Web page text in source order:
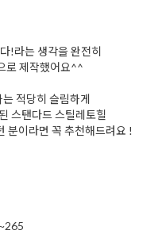
!라는 생각을 완전히
로 제작했어요^^
적당히 슬림하게
스탠다드 스틸레토힐
분이라면 꼭 추천해드려요 !